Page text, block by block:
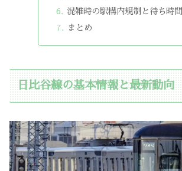
混雑時の駅構内規制と待ち時間
まとめ
日比谷線の基本情報と最新動向